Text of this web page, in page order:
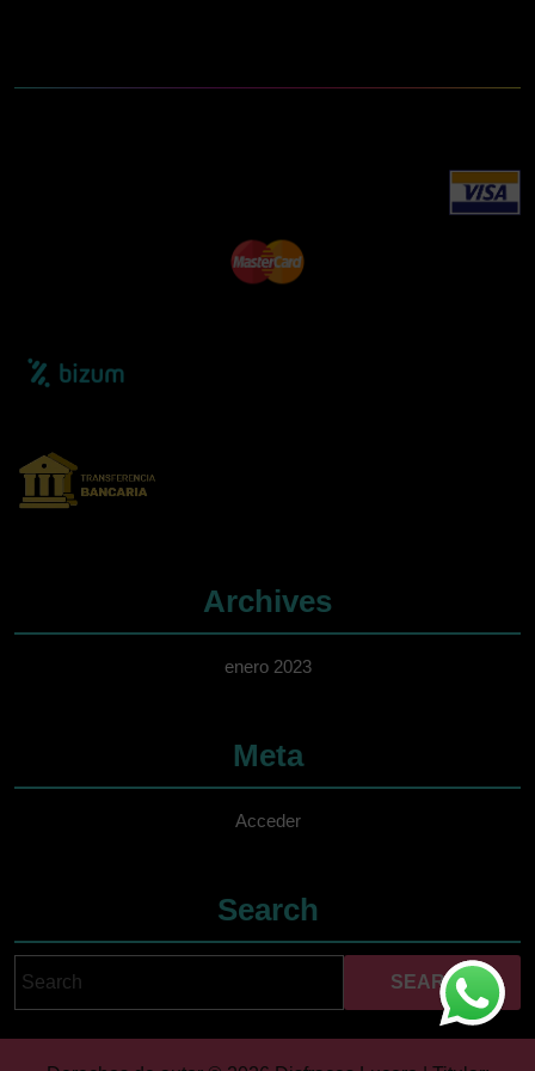
Archives
enero 2023
Meta
Acceder
Search
Cuando hay